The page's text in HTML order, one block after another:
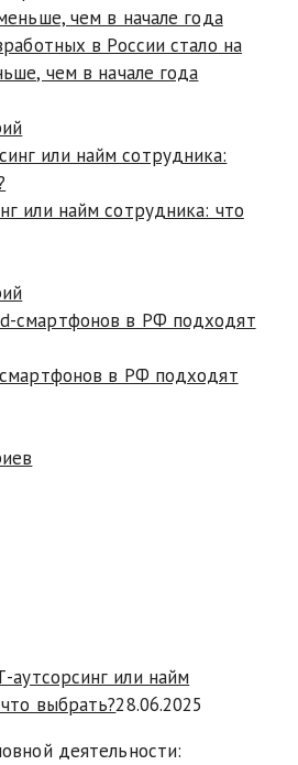
в России стало на
чем в начале года
или найм сотрудника: что
в РФ подходят
аутсорсинг или найм
выбрать?28.06.2025
деятельности: